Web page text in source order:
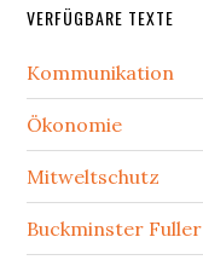
Secondary
Sidebar
VERFÜGBARE TEXTE
Kommunikation
Ökonomie
Mitweltschutz
Buckminster Fuller